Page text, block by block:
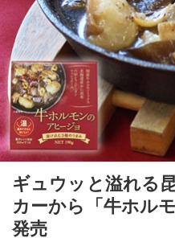
ギュウッと溢れる
カーから「牛ホル
発売